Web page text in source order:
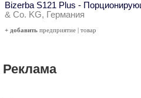
Bizerba S121 Plus -
& Co. KG, Германия
+ добавить предприятие | товар
Реклама